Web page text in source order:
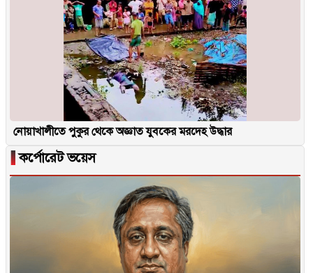
নোয়াখালীতে পুকুর থেকে অজ্ঞাত যুবকের মরদেহ উদ্ধার
▐কর্পোরেট ভয়েস